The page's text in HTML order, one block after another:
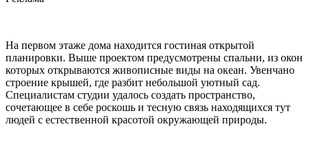
На первом этаже дома находится гостиная открытой
планировки. Выше проектом предусмотрены спальни, из окон
которых открываются живописные виды на океан. Увенчано
строение крышей, где разбит небольшой уютный сад.
Специалистам студии удалось создать пространство,
сочетающее в себе роскошь и тесную связь находящихся тут
людей с естественной красотой окружающей природы.